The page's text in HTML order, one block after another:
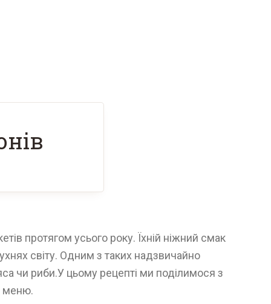
протягом усього року. Їхній ніжний смак
світу. Одним з таких надзвичайно
чи риби.У цьому рецепті ми поділимося з
меню.